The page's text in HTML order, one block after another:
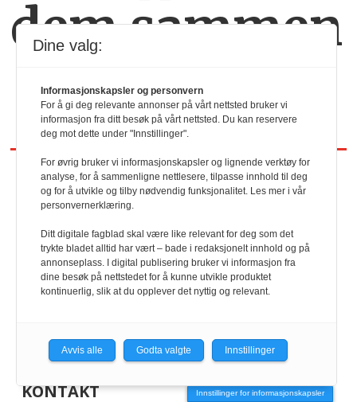
dem sammen
REDAKTØR
HRmagasinet/hrmagasinet.no
Geir Christiansen
KONTAKT Innstillinger for informasjonskapsler
Dine valg:
Informasjonskapsler og personvern
For å gi deg relevante annonser på vårt nettsted bruker vi
informasjon fra ditt besøk på vårt nettsted. Du kan reservere
deg mot dette under "Innstillinger".
For øvrig bruker vi informasjonskapsler og lignende verktøy for
analyse, for å sammenligne nettlesere, tilpasse innhold til deg
og for å utvikle og tilby nødvendig funksjonalitet. Les mer i vår
personvernerklæring.
Ditt digitale fagblad skal være like relevant for deg som det
trykte bladet alltid har vært – bade i redaksjonelt innhold og på
annonseplass. I digital publisering bruker vi informasjon fra
dine besøk på nettstedet for å kunne utvikle produktet
kontinuerlig, slik at du opplever det nyttig og relevant.
Avvis alle Godta valgte Innstillinger